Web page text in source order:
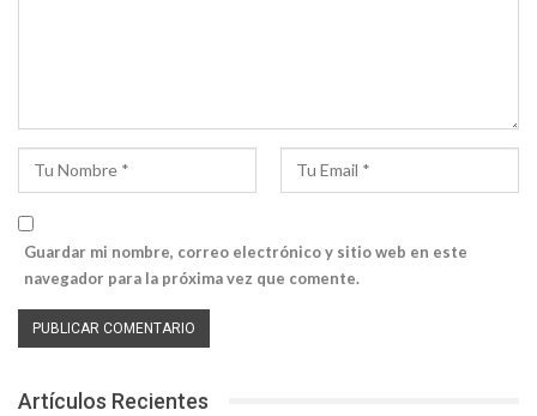
Guardar mi nombre, correo electrónico y sitio web en este
navegador para la próxima vez que comente.
Artículos Recientes